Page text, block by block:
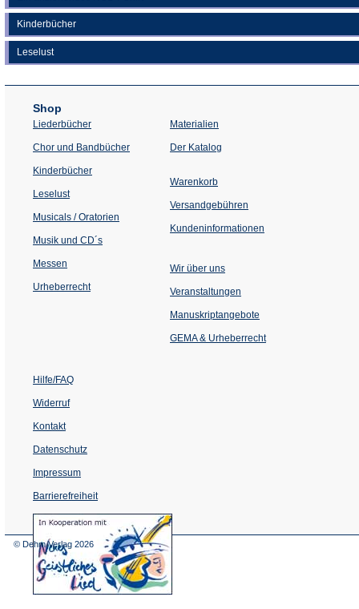
Kinderbücher
Leselust
Shop
Liederbücher
Chor und Bandbücher
Kinderbücher
Leselust
Musicals / Oratorien
Musik und CD´s
Messen
Urheberrecht
Materialien
Der Katalog
Warenkorb
Versandgebühren
Kundeninformationen
Wir über uns
Veranstaltungen
einem
Tab)
Manuskriptangebote
GEMA & Urheberrecht
Hilfe/FAQ
Widerruf
Kontakt
Datenschutz
Impressum
Barrierefreiheit
(Öffnet
in
© Dehm Verlag 2026